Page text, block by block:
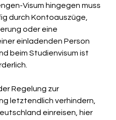
Visum hingegen muss
durch Kontoauszüge,
oder eine
einladenden Person
beim Studienvisum ist
Regelung zur
letztendlich verhindern,
einreisen, hier